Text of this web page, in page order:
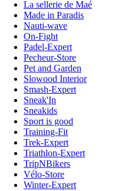
La sellerie de Maé
Made in Paradis
Nauti-wave
On-Fight
Padel-Expert
Pecheur-Store
Pet and Garden
Slowood Interior
Smash-Expert
Sneak'In
Sneakids
Sport is good
Training-Fit
Trek-Expert
Triathlon-Expert
TripNBikers
Vélo-Store
Winter-Expert